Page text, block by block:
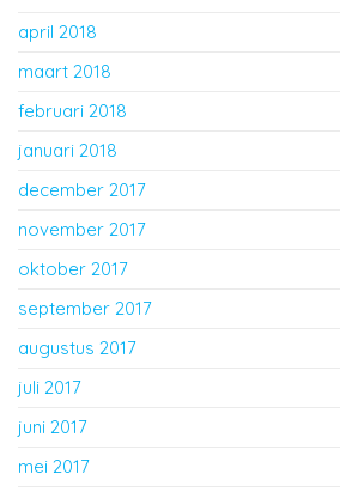
april 2018
maart 2018
februari 2018
januari 2018
december 2017
november 2017
oktober 2017
september 2017
augustus 2017
juli 2017
juni 2017
mei 2017